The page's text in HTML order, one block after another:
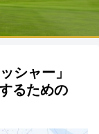
シャー」
るための